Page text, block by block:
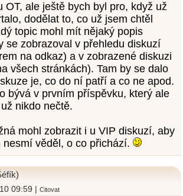
OT, ale ještě bych byl pro, když už
dodělat to, co už jsem chtěl
topic mohl mít nějaký popis
se zobrazoval v přehledu diskuzí
na odkaz) a v zobrazené diskuzi
všech stránkách). Tam by se dalo
je, co do ní patří a co ne apod.
bývá v prvním příspěvku, který ale
nikdo nečtě.
mohl zobrazit i u VIP diskuzí, aby
nesmí věděl, o co přichází.
09:59 |Citovat